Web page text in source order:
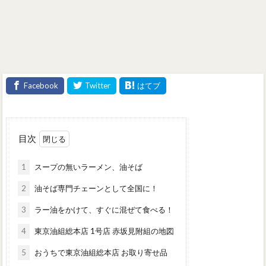
目次
1 スープの無いラーメン、油そば
2 油そば専門チェーンとして全国に！
3 ラー油をかけて、すぐに混ぜて食べる！
4 東京油組総本店 1号店 赤坂見附組の地図
5 おうちで東京油組総本店 お取り寄せ品